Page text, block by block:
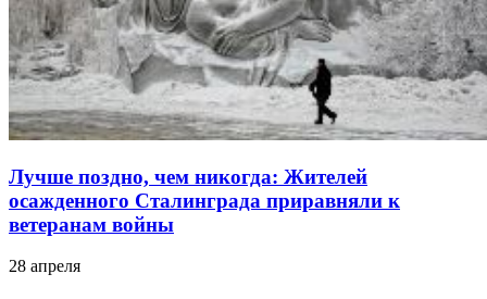
Лучше поздно, чем никогда: Жителей
осажденного Сталинграда приравняли к
ветеранам войны
28 апреля